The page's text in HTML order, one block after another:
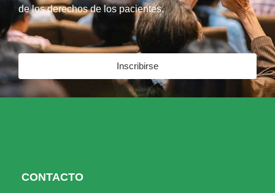
de los derechos de los pacientes.
Inscribirse
CONTACTO